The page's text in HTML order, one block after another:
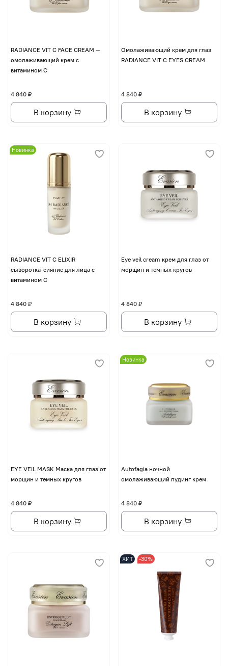
RADIANCE VIT C FACE CREAM —
омолаживающий крем с
витамином С
4 840 ₽
В корзину
Омолаживающий крем для глаз
RADIANCE VIT C EYES CREAM
4 840 ₽
В корзину
Новинка
RADIANCE VIT C ELIXIR
сыворотка-сияние для лица с
витамином С
4 840 ₽
В корзину
Eye veil cream крем для глаз от
морщин и темных кругов
4 840 ₽
В корзину
EYE VЕIL MASK Маска для глаз от
морщин и темных кругов
4 840 ₽
В корзину
Новинка
Autofagia ночной
омолаживающий пудинг крем
4 840 ₽
В корзину
ХИТ -30%